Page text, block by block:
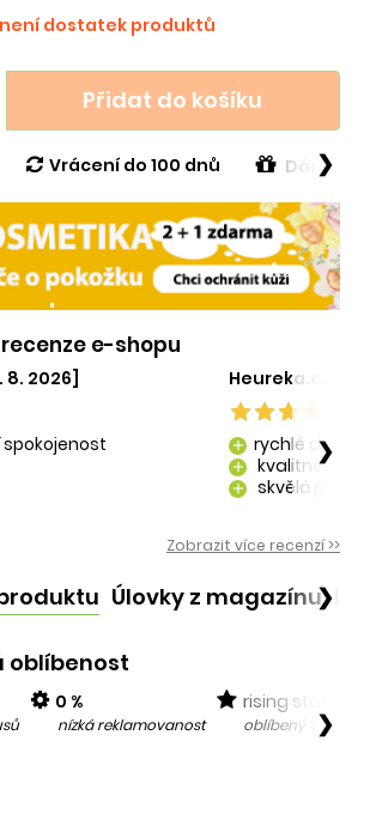
není dostatek produktů
Přidat do košíku
Vrácení do 100 dnů Dárek v
❯
e-shopu
8. 2026] Heureka.cz [29.
add rychlé dodání
add kvalitně
add skvělá péče o
❯
Zobrazit více recenzí >>
Úlovky z magazínu❯
oblíbenost
0 %
nízká reklamovanost
rising star
oblíbený v❯